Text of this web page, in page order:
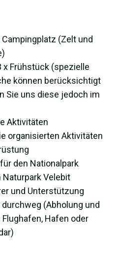
(Zelt und
x Frühstück (spezielle
können berücksichtigt
Sie uns diese jedoch im
Aktivitäten
organisierten Aktivitäten
den Nationalpark
Naturpark Velebit
und Unterstützung
(Abholung und
Hafen oder